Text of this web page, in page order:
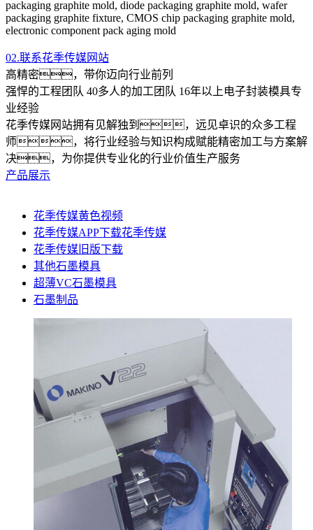
packaging graphite mold, diode packaging graphite mold, wafer
packaging graphite fixture, CMOS chip packaging graphite mold,
electronic component pack aging mold
02.联系花季传媒网站
高精密，带你迈向行业前列
强悍的工程团队 40多人的加工团队 16年以上电子封装模具专
业经验
花季传媒网站拥有见解独到，远见卓识的众多工程
师，将行业经验与知识构成赋能精密加工与方案解
决，为你提供专业化的行业价值生产服务
产品展示
花季传媒黄色视频
花季传媒APP下载花季传媒
花季传媒旧版下载
其他石墨模具
超薄VC石墨模具
石墨制品